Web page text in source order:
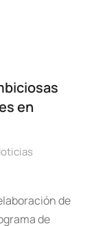
en
de
de